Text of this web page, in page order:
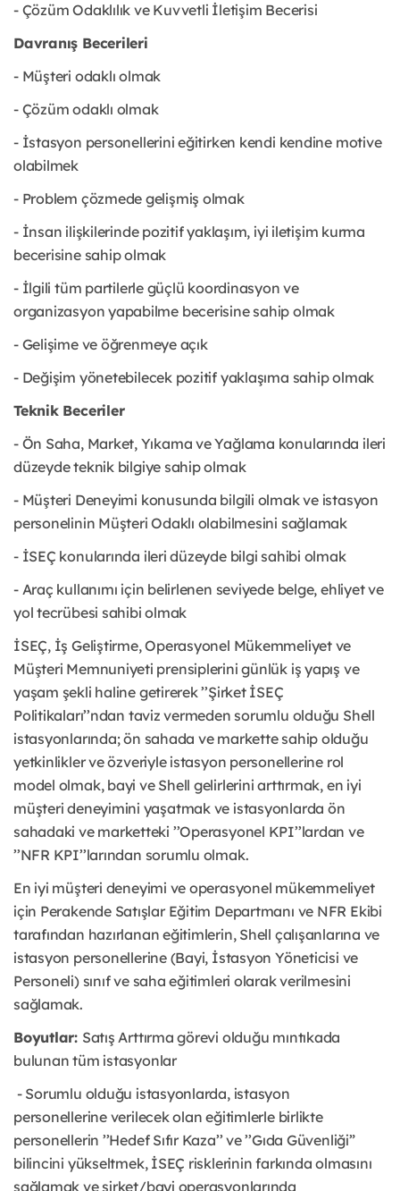
- Çözüm Odaklılık ve Kuvvetli İletişim Becerisi
Davranış Becerileri
- Müşteri odaklı olmak
- Çözüm odaklı olmak
- İstasyon personellerini eğitirken kendi kendine motive
olabilmek
- Problem çözmede gelişmiş olmak
- İnsan ilişkilerinde pozitif yaklaşım, iyi iletişim kurma
becerisine sahip olmak
- İlgili tüm partilerle güçlü koordinasyon ve
organizasyon yapabilme becerisine sahip olmak
- Gelişime ve öğrenmeye açık
- Değişim yönetebilecek pozitif yaklaşıma sahip olmak
Teknik Beceriler
- Ön Saha, Market, Yıkama ve Yağlama konularında ileri
düzeyde teknik bilgiye sahip olmak
- Müşteri Deneyimi konusunda bilgili olmak ve istasyon
personelinin Müşteri Odaklı olabilmesini sağlamak
- İSEÇ konularında ileri düzeyde bilgi sahibi olmak
- Araç kullanımı için belirlenen seviyede belge, ehliyet ve
yol tecrübesi sahibi olmak
İSEÇ, İş Geliştirme, Operasyonel Mükemmeliyet ve
Müşteri Memnuniyeti prensiplerini günlük iş yapış ve
yaşam şekli haline getirerek ’’Şirket İSEÇ
Politikaları’’ndan taviz vermeden sorumlu olduğu Shell
istasyonlarında; ön sahada ve markette sahip olduğu
yetkinlikler ve özveriyle istasyon personellerine rol
model olmak, bayi ve Shell gelirlerini arttırmak, en iyi
müşteri deneyimini yaşatmak ve istasyonlarda ön
sahadaki ve marketteki ’’Operasyonel KPI’’lardan ve
’’NFR KPI’’larından sorumlu olmak.
En iyi müşteri deneyimi ve operasyonel mükemmeliyet
için Perakende Satışlar Eğitim Departmanı ve NFR Ekibi
tarafından hazırlanan eğitimlerin, Shell çalışanlarına ve
istasyon personellerine (Bayi, İstasyon Yöneticisi ve
Personeli) sınıf ve saha eğitimleri olarak verilmesini
sağlamak.
Boyutlar: Satış Arttırma görevi olduğu mıntıkada
bulunan tüm istasyonlar
- Sorumlu olduğu istasyonlarda, istasyon
personellerine verilecek olan eğitimlerle birlikte
personellerin ’’Hedef Sıfır Kaza’’ ve ’’Gıda Güvenliği”
bilincini yükseltmek, İSEÇ risklerinin farkında olmasını
sağlamak ve şirket/bayi operasyonlarında